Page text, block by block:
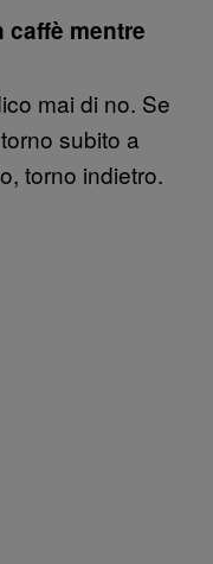
caffè mentre
mai di no. Se
subito a
torno indietro.